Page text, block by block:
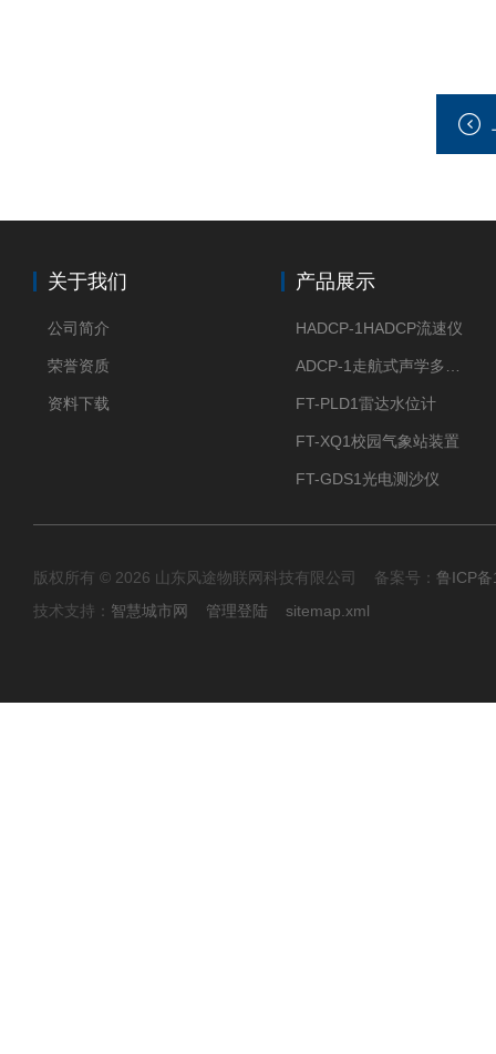
关于我们
公司简介
荣誉资质
资料下载
产品展示
HADCP-1HADCP流速仪
FT-PLD1雷达水位计
FT-XQ1校园气象站装置
FT-GDS1光电测沙仪
版权所有 © 2026 山东风途物联网科技有限公司 备案号： 鲁ICP
技术支持： 智慧城市网 管理登陆 sitemap.xml